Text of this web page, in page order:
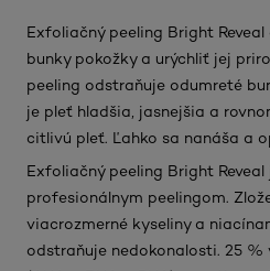
Exfoliačný peeling Bright
bunky pokožky a urýchliť jej
peeling odstraňuje odumreté
je pleť hladšia, jasnejšia a
citlivú pleť. Ľahko sa nanáša a
Exfoliačný peeling Bright Reveal
profesionálnym peelingom.
viacrozmerné kyseliny a
odstraňuje nedokonalosti. 25 %